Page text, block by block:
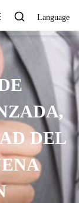
Language
DEL